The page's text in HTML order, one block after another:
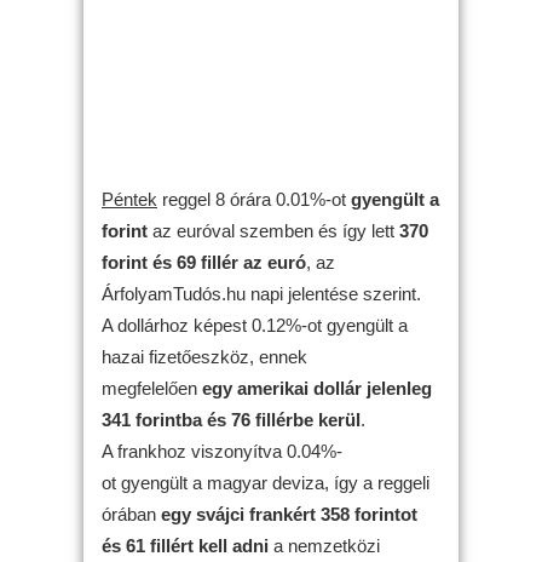
Péntek reggel 8 órára 0.01%-ot gyengült a
forint az euróval szemben és így lett 370
forint és 69 fillér az euró, az
ÁrfolyamTudós.hu napi jelentése szerint.
A dollárhoz képest 0.12%-ot gyengült a
hazai fizetőeszköz, ennek
megfelelően egy amerikai dollár jelenleg
341 forintba és 76 fillérbe kerül.
A frankhoz viszonyítva 0.04%-
ot gyengült a magyar deviza, így a reggeli
órában egy svájci frankért 358 forintot
és 61 fillért kell adni a nemzetközi